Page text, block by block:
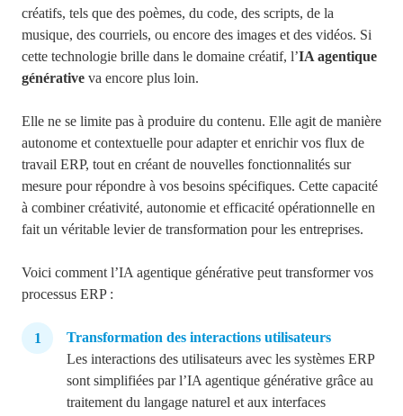
créatifs, tels que des poèmes, du code, des scripts, de la
musique, des courriels, ou encore des images et des vidéos. Si
cette technologie brille dans le domaine créatif, l’IA agentique
générative va encore plus loin.
Elle ne se limite pas à produire du contenu. Elle agit de manière
autonome et contextuelle pour adapter et enrichir vos flux de
travail ERP, tout en créant de nouvelles fonctionnalités sur
mesure pour répondre à vos besoins spécifiques. Cette capacité
à combiner créativité, autonomie et efficacité opérationnelle en
fait un véritable levier de transformation pour les entreprises.
Voici comment l’IA agentique générative peut transformer vos
processus ERP :
Transformation des interactions utilisateurs
Les interactions des utilisateurs avec les systèmes ERP
sont simplifiées par l’IA agentique générative grâce au
traitement du langage naturel et aux interfaces